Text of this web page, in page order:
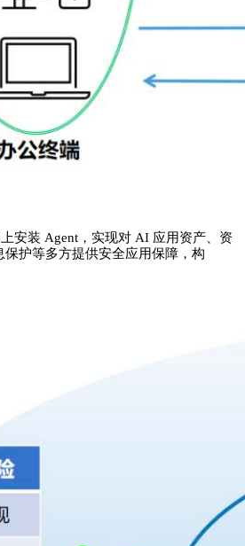
安装 Agent，实现对 AI 应用资产、资
护等多方提供安全应用保障，构